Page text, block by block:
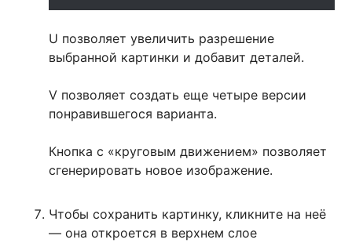
U позволяет увеличить разрешение
выбранной картинки и добавит деталей.
V позволяет создать еще четыре версии
понравившегося варианта.
Кнопка с «круговым движением» позволяет
сгенерировать новое изображение.
Чтобы сохранить картинку, кликните на неё
— она откроется в верхнем слое